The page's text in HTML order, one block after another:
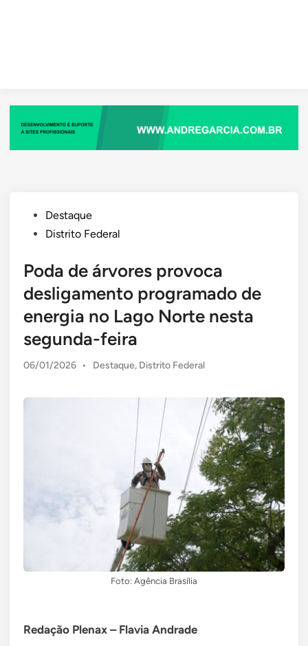
PostedDestaque
Distrito Federal
Poda de árvores provoca
desligamento programado de
energia no Lago Norte nesta
segunda-feira
06/01/2026 •
Posted
Destaque, Distrito Federal
Foto: Agência Brasília
Redação Plenax – Flavia Andrade